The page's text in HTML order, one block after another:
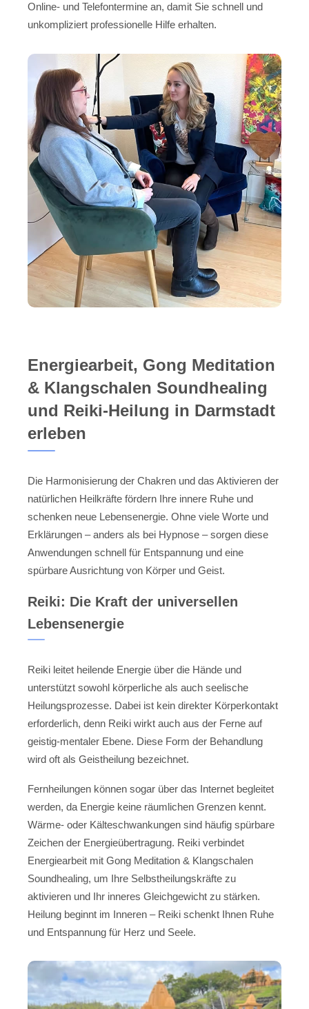
Online- und Telefontermine an, damit Sie schnell und
unkompliziert professionelle Hilfe erhalten.
Energiearbeit, Gong Meditation
& Klangschalen Soundhealing
und Reiki-Heilung in Darmstadt
erleben
Die Harmonisierung der Chakren und das Aktivieren der
natürlichen Heilkräfte fördern Ihre innere Ruhe und
schenken neue Lebensenergie. Ohne viele Worte und
Erklärungen – anders als bei Hypnose – sorgen diese
Anwendungen schnell für Entspannung und eine
spürbare Ausrichtung von Körper und Geist.
Reiki: Die Kraft der universellen
Lebensenergie
Reiki leitet heilende Energie über die Hände und
unterstützt sowohl körperliche als auch seelische
Heilungsprozesse. Dabei ist kein direkter Körperkontakt
erforderlich, denn Reiki wirkt auch aus der Ferne auf
geistig-mentaler Ebene. Diese Form der Behandlung
wird oft als Geistheilung bezeichnet.
Fernheilungen können sogar über das Internet begleitet
werden, da Energie keine räumlichen Grenzen kennt.
Wärme- oder Kälteschwankungen sind häufig spürbare
Zeichen der Energieübertragung. Reiki verbindet
Energiearbeit mit Gong Meditation & Klangschalen
Soundhealing, um Ihre Selbstheilungskräfte zu
aktivieren und Ihr inneres Gleichgewicht zu stärken.
Heilung beginnt im Inneren – Reiki schenkt Ihnen Ruhe
und Entspannung für Herz und Seele.